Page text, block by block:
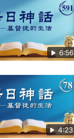
6:56
4:23